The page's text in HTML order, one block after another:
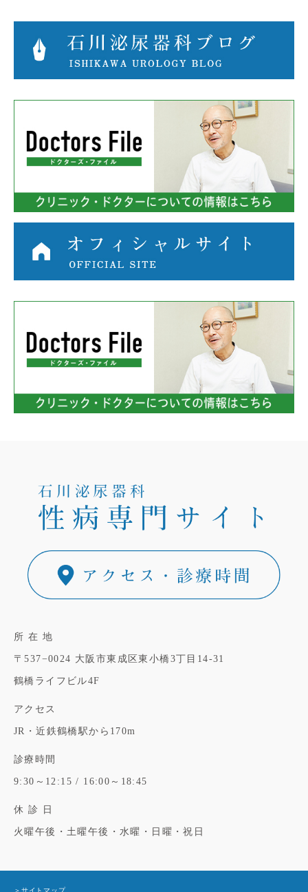
所 在 地
〒537−0024 大阪市東成区東小橋3丁目14-31
鶴橋ライフビル4F
アクセス
JR・近鉄鶴橋駅から170m
診療時間
9:30～12:15 / 16:00～18:45
休 診 日
火曜午後・土曜午後・水曜・日曜・祝日
＞サイトマップ